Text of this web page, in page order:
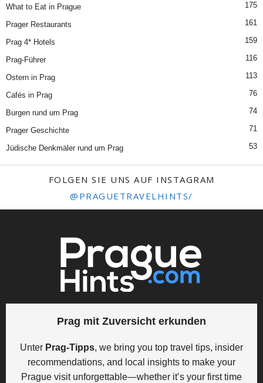
What to Eat in Prague 175
Prager Restaurants 161
Prag 4* Hotels 159
Prag-Führer 116
Ostern in Prag 113
Cafés in Prag 76
Burgen rund um Prag 74
Prager Geschichte 71
Jüdische Denkmäler rund um Prag 53
FOLGEN SIE UNS AUF INSTAGRAM
@PRAGUETRAVELHINTS/
Prag mit Zuversicht erkunden
Unter Prag-Tipps, we bring you top travel tips, insider
recommendations, and local insights to make your
Prague visit unforgettable—whether it’s your first time